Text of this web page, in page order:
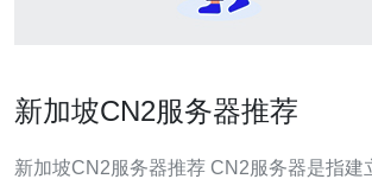
新加坡CN2服务器推荐
新加坡CN2服务器推荐 CN2服务器是指建立在中国和新加